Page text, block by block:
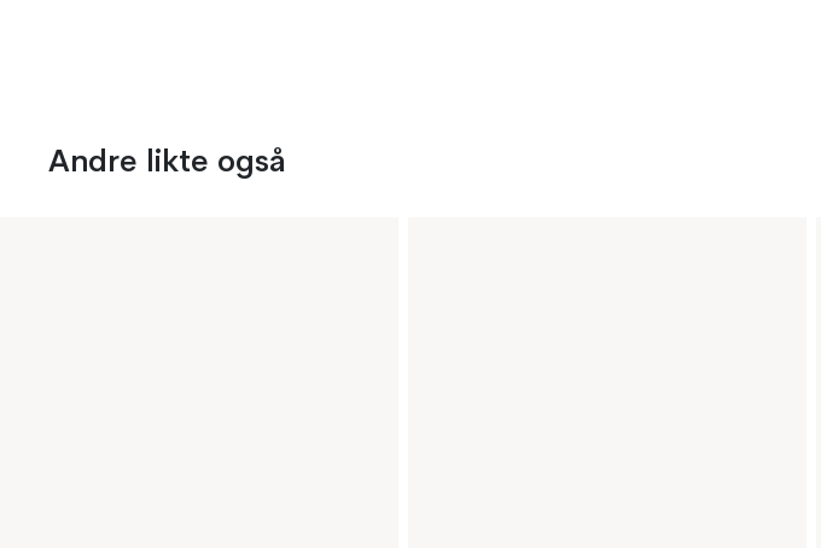
Andre likte også